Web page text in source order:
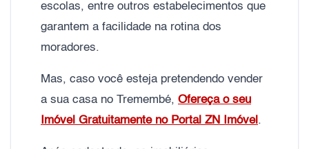
escolas, entre outros estabelecimentos que
garantem a facilidade na rotina dos
moradores.
Mas, caso você esteja pretendendo vender
a sua casa no Tremembé, Ofereça o seu
Imóvel Gratuitamente no Portal ZN Imóvel .